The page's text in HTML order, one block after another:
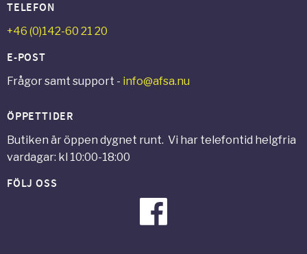
TELEFON
+46 (0)142-60 21 20
E-POST
Frågor samt support - info@afsa.nu
ÖPPETTIDER
Butiken är öppen dygnet runt. Vi har telefontid helgfria
vardagar: kl 10:00-18:00
FÖLJ OSS